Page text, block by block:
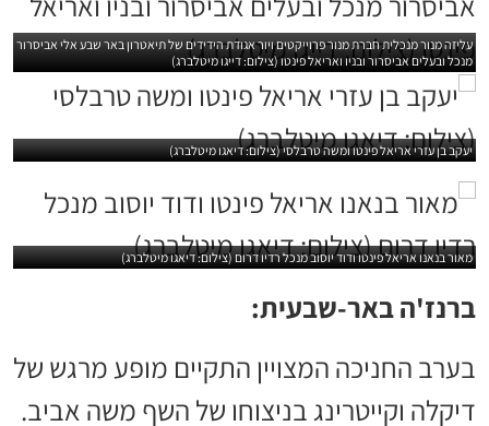
עליזה מנור מנכלית חברת מנור פרוייקטים ויור אגודת הידידים של תיאטרון באר שבע אלי אביסרור
מנכל ובעלים אביסרור ובניו ואריאל פינטו (צילום: דייגו מיטלברג)
יעקב בן עזרי אריאל פינטו ומשה טרבלסי (צילום: דיאגו מיטלברג)
מאור בנאנו אריאל פינטו ודוד יוסוב מנכל רדיו דרום (צילום: דיאגו מיטלברג)
ברנז'ה באר-שבעית:
בערב החניכה המצויין התקיים מופע מרגש של
דיקלה וקייטרינג בניצוחו של השף משה אביב.